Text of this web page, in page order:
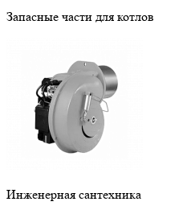
Запасные части для котлов
Инженерная сантехника